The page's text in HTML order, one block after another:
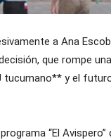
a Ana
que rompe
y el
“El Avispero”